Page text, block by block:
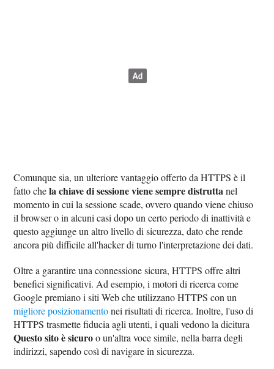
Comunque sia, un ulteriore vantaggio offerto da HTTPS è il
fatto chela chiave di sessione viene sempre distruttanel
momento in cui la sessione scade, ovvero quando viene chiuso
il browser o in alcuni casi dopo un certo periodo di inattività e
questo aggiunge un altro livello di sicurezza, dato che rende
ancora più difficile all'hacker di turno l'interpretazione dei dati.
Oltre a garantire una connessione sicura, HTTPS offre altri
benefici significativi. Ad esempio, i motori di ricerca come
Google premiano i siti Web che utilizzano HTTPS con un
migliore posizionamentonei risultati di ricerca. Inoltre, l'uso di
HTTPS trasmette fiducia agli utenti, i quali vedono la dicitura
Questo sito è sicuroo un'altra voce simile, nella barra degli
indirizzi, sapendo così di navigare in sicurezza.